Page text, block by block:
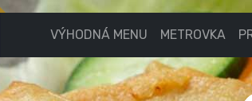
VÝHODNÁ MENU METROVKA